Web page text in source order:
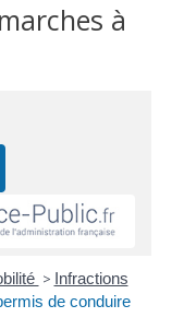
à
> Infractions
de conduire